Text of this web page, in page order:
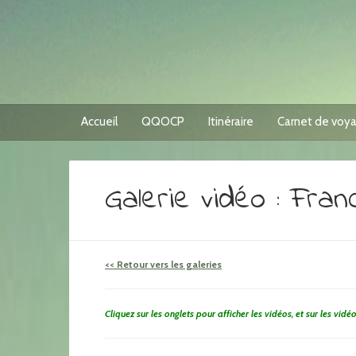
Accueil QQOCP Itinéraire Carnet de
Galerie vidéo :
<< Retour vers les galeries
Cliquez sur les onglets pour afficher les vidéos, et sur les